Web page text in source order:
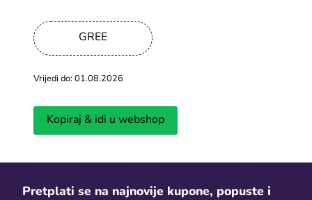
Stiže li nova poštanska naknada na
pakete van EU?
GREE
Vrijedi do: 01.08.2026
Kopiraj & idi u webshop
Pretplati se na najnovije kupone, popuste i